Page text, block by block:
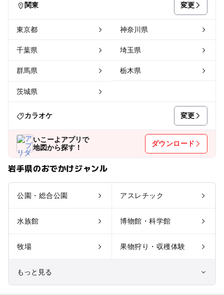
関東 変更
東京都 神奈川県
千葉県 埼玉県
群馬県 栃木県
茨城県
カラオケ 変更
いこーよアプリで
地図から探す！
ダウンロード
岩手県のおでかけジャンル
公園・総合公園 アスレチック
水族館 博物館・科学館
牧場 果物狩り・収穫体験
もっと見る